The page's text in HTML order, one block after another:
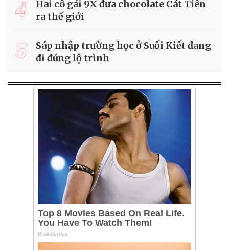
4
Hai cô gái 9X đưa chocolate Cát Tiên
ra thế giới
5
Sáp nhập trường học ở Suối Kiết đang
đi đúng lộ trình